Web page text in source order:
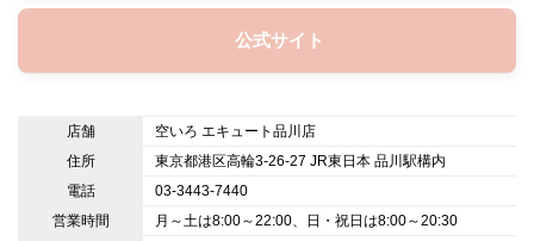
公式サイト
店舗
空いろ エキュート品川店
住所
東京都港区高輪3-26-27 JR東日本 品川駅構内
電話
03-3443-7440
営業時間
月～土は8:00～22:00、日・祝日は8:00～20:30